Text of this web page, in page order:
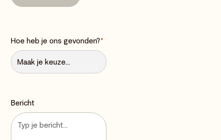
Hoe heb je ons gevonden?*
Bericht